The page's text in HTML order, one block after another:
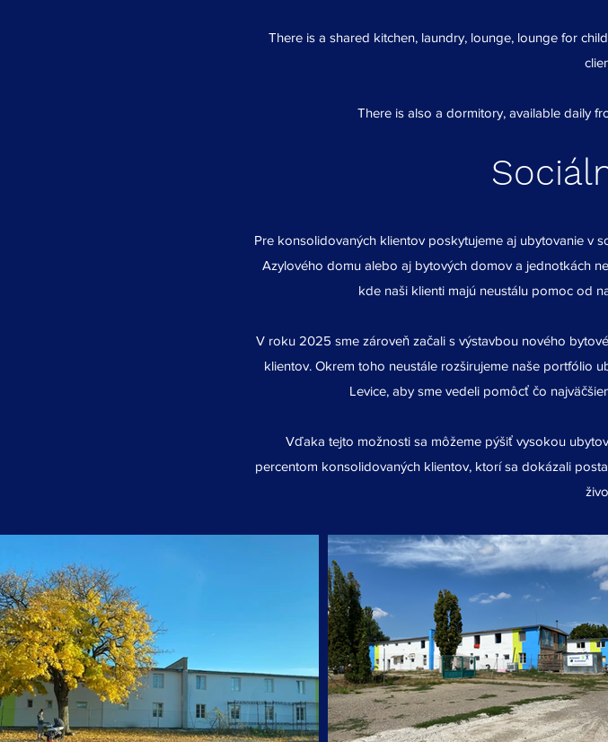
There is a shared kitchen, laundry, lounge, lounge for
There is also a dormitory, available daily
Pre konsolidovaných klientov poskytujeme aj ubytovanie v
Azylového domu alebo aj bytových domov a jednotkách
kde naši klienti majú neustálu pomoc od
V roku 2025 sme zároveň začali s výstavbou nového
klientov. Okrem toho neustále rozširujeme naše portfólio
Levice, aby sme vedeli pomôcť čo
Vďaka tejto možnosti sa môžeme pýšiť vysokou
percentom konsolidovaných klientov, ktorí sa dokázali